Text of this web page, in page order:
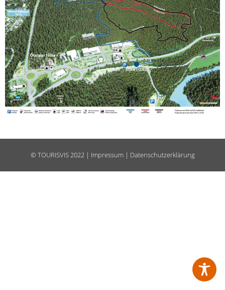
©TOURISVIS2022 | Impressum| Datenschutzerklärung